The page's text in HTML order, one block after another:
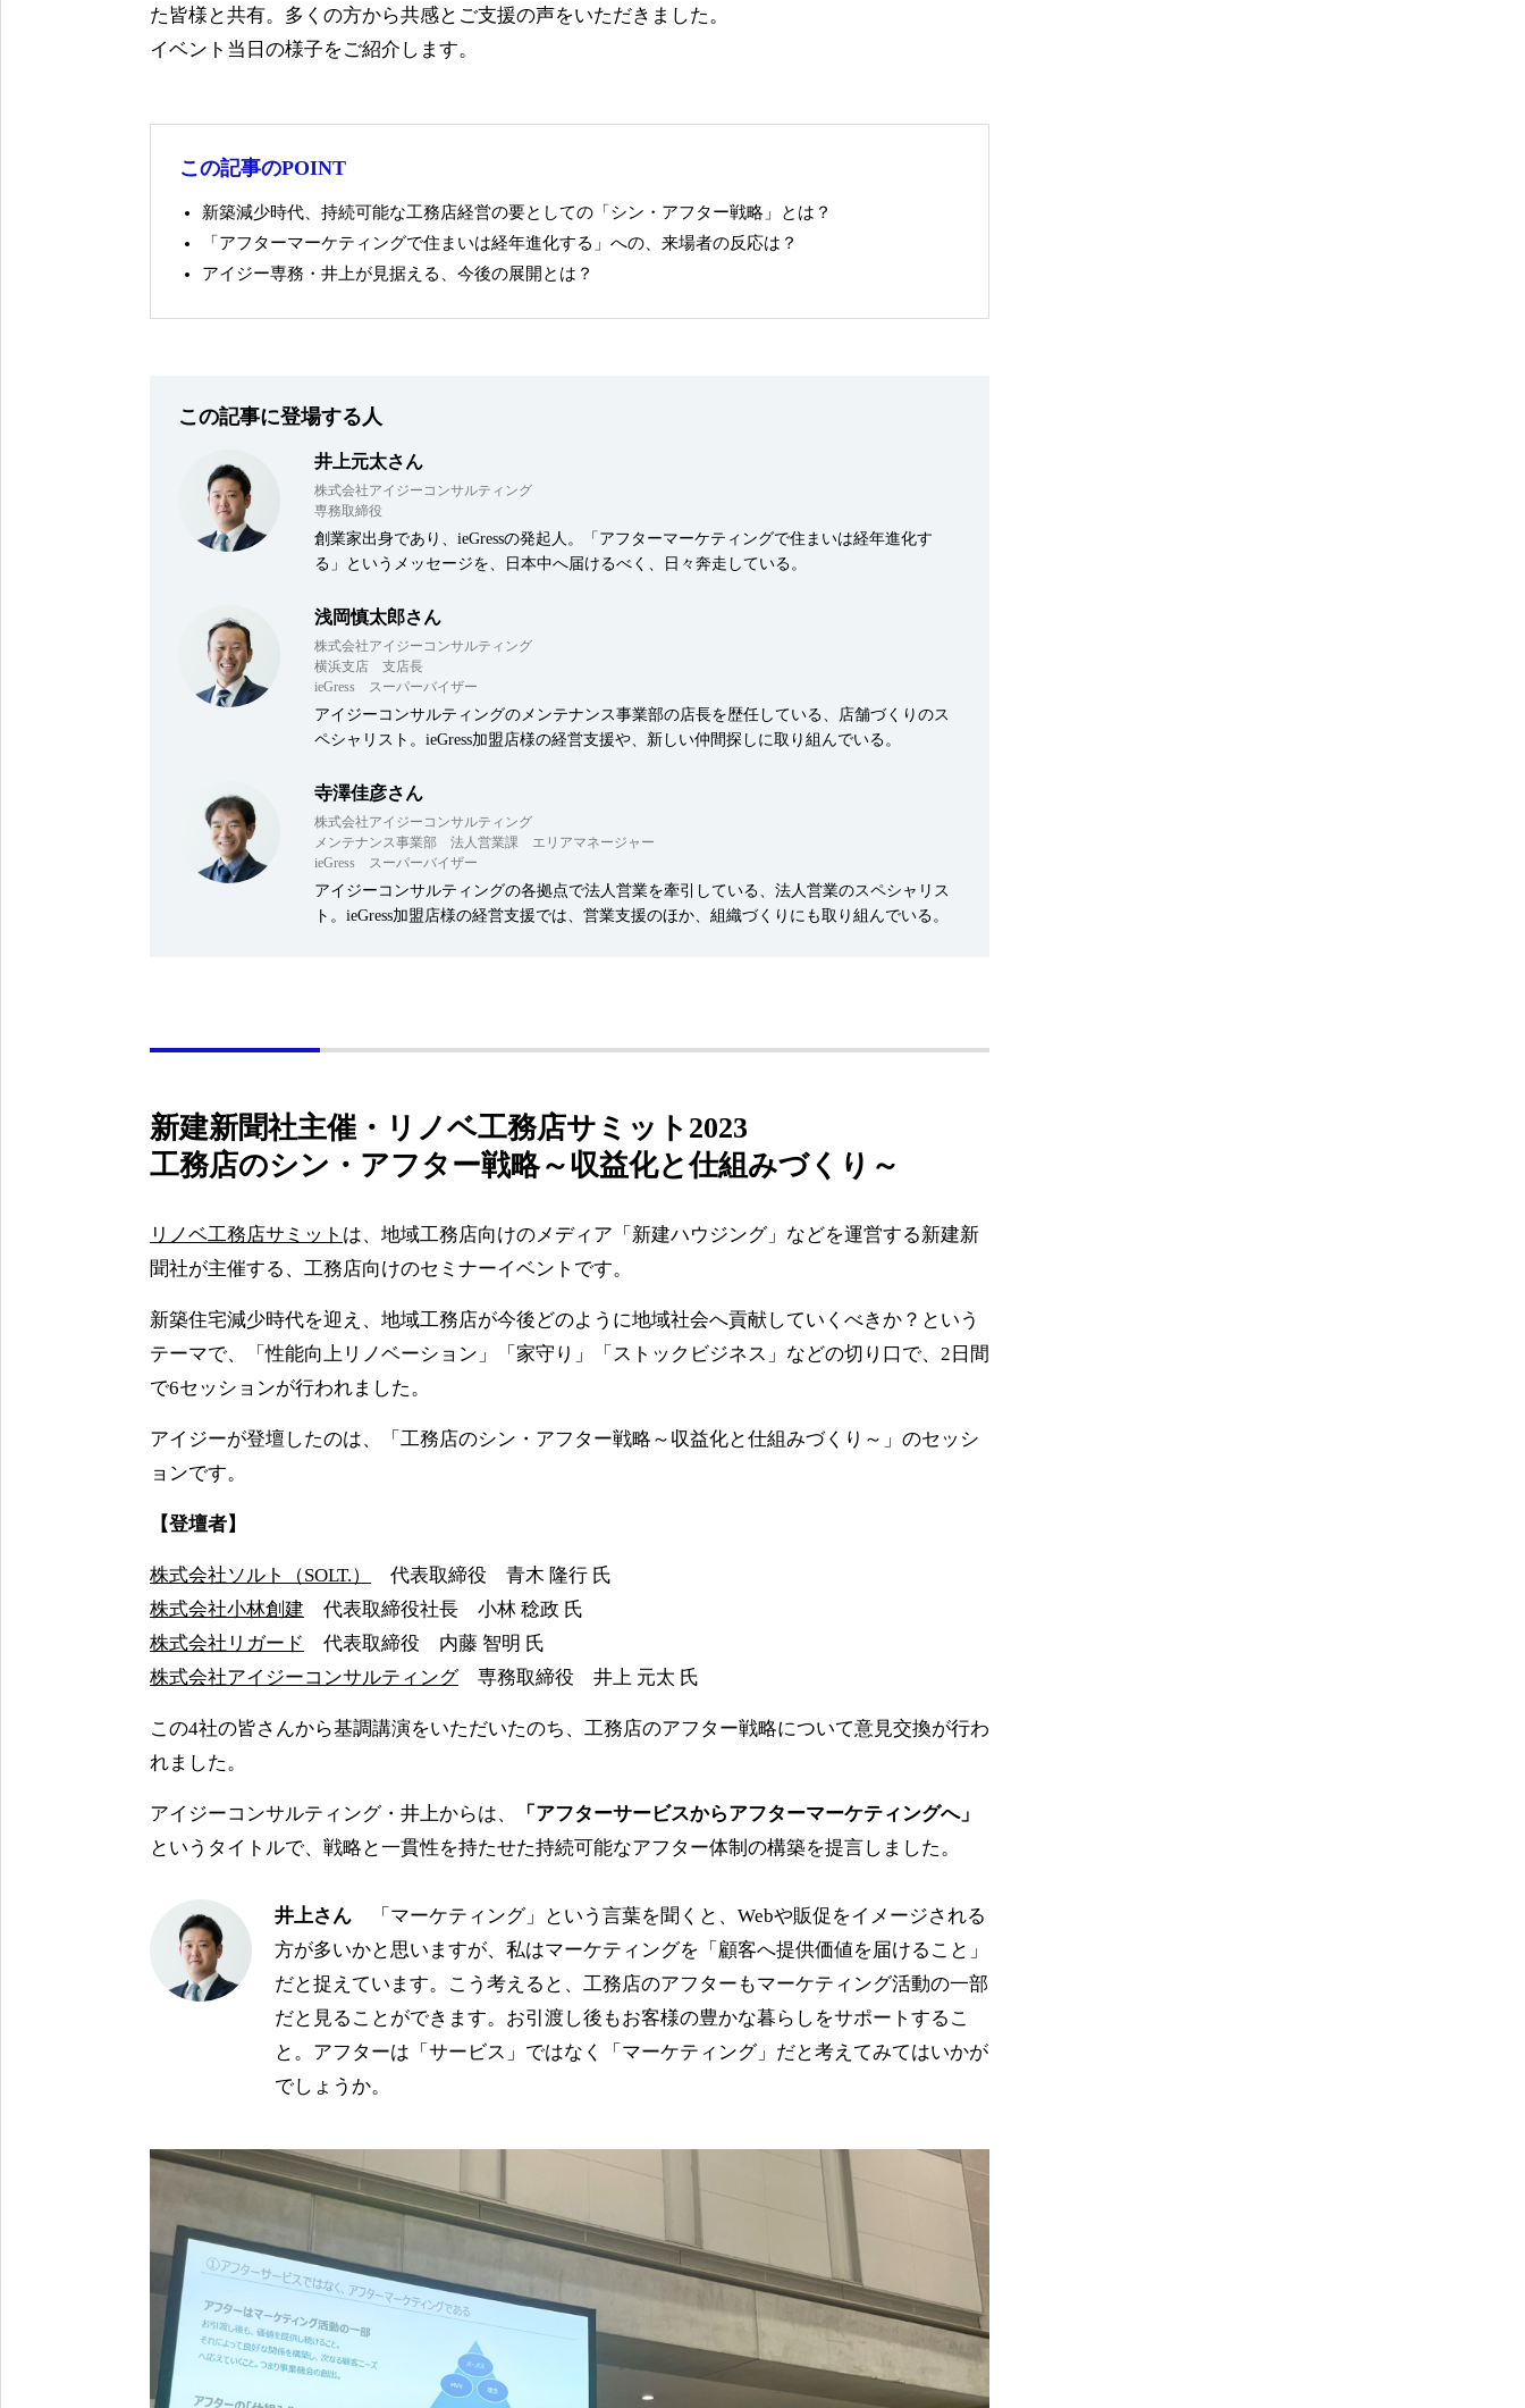
た皆様と共有。多くの方から共感とご支援の声をいただきました。
イベント当日の様子をご紹介します。
この記事のPOINT
新築減少時代、持続可能な工務店経営の要としての「シン・アフター戦略」とは？
「アフターマーケティングで住まいは経年進化する」への、来場者の反応は？
アイジー専務・井上が見据える、今後の展開とは？
この記事に登場する人
井上元太さん
株式会社アイジーコンサルティング
専務取締役
創業家出身であり、ieGressの発起人。「アフターマーケティングで住まいは経年進化す
る」というメッセージを、日本中へ届けるべく、日々奔走している。
浅岡慎太郎さん
株式会社アイジーコンサルティング
横浜支店 支店長
ieGress スーパーバイザー
アイジーコンサルティングのメンテナンス事業部の店長を歴任している、店舗づくりのス
ペシャリスト。ieGress加盟店様の経営支援や、新しい仲間探しに取り組んでいる。
寺澤佳彦さん
株式会社アイジーコンサルティング
メンテナンス事業部 法人営業課 エリアマネージャー
ieGress スーパーバイザー
アイジーコンサルティングの各拠点で法人営業を牽引している、法人営業のスペシャリス
ト。ieGress加盟店様の経営支援では、営業支援のほか、組織づくりにも取り組んでいる。
新建新聞社主催・リノベ工務店サミット2023
工務店のシン・アフター戦略～収益化と仕組みづくり～
リノベ工務店サミット は、地域工務店向けのメディア「新建ハウジング」などを運営する新建新
聞社が主催する、工務店向けのセミナーイベントです。
新築住宅減少時代を迎え、地域工務店が今後どのように地域社会へ貢献していくべきか？という
テーマで、「性能向上リノベーション」「家守り」「ストックビジネス」などの切り口で、2日間
で6セッションが行われました。
アイジーが登壇したのは、「工務店のシン・アフター戦略～収益化と仕組みづくり～」のセッシ
ョンです。
【登壇者】
株式会社ソルト（SOLT.）
代表取締役 青木 隆行 氏
株式会社小林創建 代表取締役社長 小林 稔政 氏
株式会社リガード
代表取締役 内藤 智明 氏
株式会社アイジーコンサルティング専務取締役 井上 元太 氏
この4社の皆さんから基調講演をいただいたのち、工務店のアフター戦略について意見交換が行わ
れました。
アイジーコンサルティング・井上からは、
「アフターサービスからアフターマーケティングへ」
というタイトルで、戦略と一貫性を持たせた持続可能なアフター体制の構築を提言しました。
井上さん 「マーケティング」という言葉を聞くと、Webや販促をイメージされる
方が多いかと思いますが、私はマーケティングを「顧客へ提供価値を届けること」
だと捉えています。こう考えると、工務店のアフターもマーケティング活動の一部
だと見ることができます。お引渡し後もお客様の豊かな暮らしをサポートするこ
と。アフターは「サービス」ではなく「マーケティング」だと考えてみてはいかが
でしょうか。